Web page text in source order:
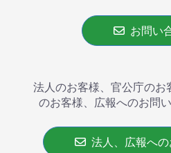
お問い
法人のお客様、官公庁の
のお客様、広報へのお問
法人、広報へ